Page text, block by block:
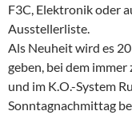
F3C, Elektronik oder
Ausstellerliste.
Als Neuheit wird es
geben, bei dem
und im K.O.-System
Sonntagnachmittag